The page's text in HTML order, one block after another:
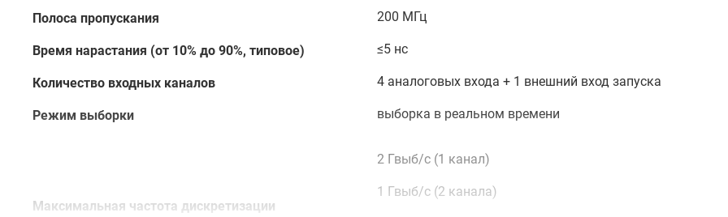
Полоса пропускания 200 МГц
Время нарастания (от 10% до 90%, типовое) ≤5 нс
Количество входных каналов 4 аналоговых входа + 1 внешний вход запуска
Режим выборки выборка в реальном времени
Максимальная частота дискретизации
2 Гвыб/с (1 канал)
1 Гвыб/с (2 канала)